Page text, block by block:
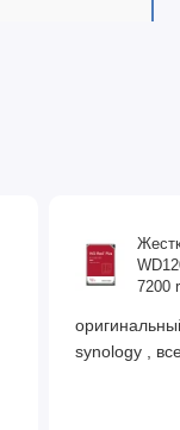
7200
synology ,